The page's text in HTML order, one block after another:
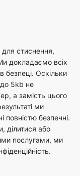
стиснення,
докладаємо всіх
Оскільки
а замість цього
ми
безпечні.
або
послугами, ми